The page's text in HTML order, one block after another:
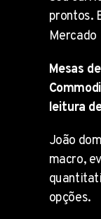
prontos.
Mercado
Mesas
leitura
João
macro,
opções.